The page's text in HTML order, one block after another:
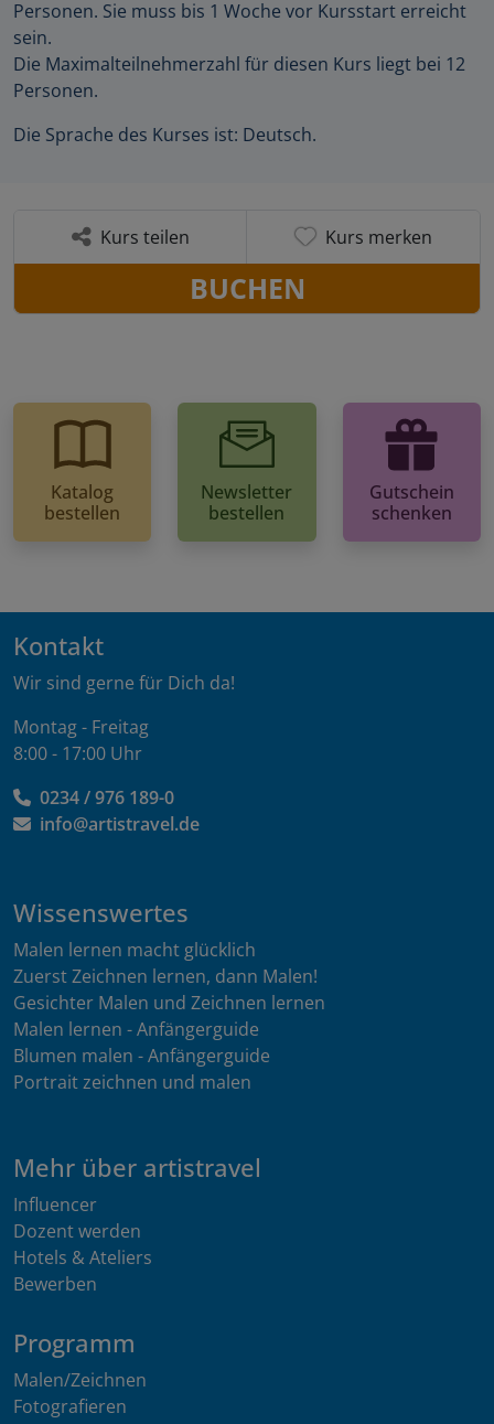
Personen. Sie muss bis 1 Woche vor Kursstart erreicht
sein.
Die Maximalteilnehmerzahl für diesen Kurs liegt bei 12
Personen.
Die Sprache des Kurses ist: Deutsch.
Kurs teilen Kurs merken
BUCHEN
Katalog
bestellen
Newsletter
bestellen
Gutschein
schenken
Kontakt
Wir sind gerne für Dich da!
Montag - Freitag
8:00 - 17:00 Uhr
0234 / 976 189-0
info@artistravel.de
Wissenswertes
Malen lernen macht glücklich
Zuerst Zeichnen lernen, dann Malen!
Gesichter Malen und Zeichnen lernen
Malen lernen - Anfängerguide
Blumen malen - Anfängerguide
Portrait zeichnen und malen
Mehr über artistravel
Influencer
Dozent werden
Hotels & Ateliers
Bewerben
Programm
Malen/Zeichnen
Fotografieren